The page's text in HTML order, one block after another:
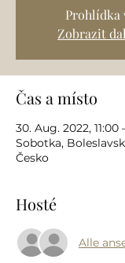
Prohlídka
Zobrazit
Čas a místo
30. Aug. 2022, 11:00
Sobotka,
Česko
Hosté
Alle